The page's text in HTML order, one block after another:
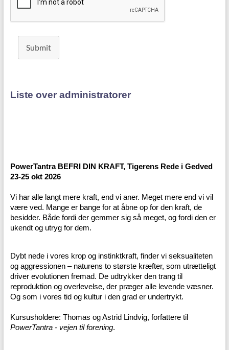
Submit
Liste over administratorer
PowerTantra BEFRI DIN KRAFT, Tigerens Rede i Gedved
23-25 okt 2026
Vi har alle langt mere kraft, end vi aner. Meget mere end vi vil
være ved. Mange er bange for at åbne op for den kraft, de
besidder. Både fordi der gemmer sig så meget, og fordi den er
ukendt og utryg for dem.
Dybt nede i vores krop og instinktkraft, finder vi seksualiteten
og aggressionen – naturens to største kræfter, som utrætteligt
driver evolutionen fremad. De udtrykker den trang til
reproduktion og overlevelse, der præger alle levende væsner.
Og som i vores tid og kultur i den grad er undertrykt.
Kursusholdere: Thomas og Astrid Lindvig, forfattere til
PowerTantra - vejen til forening.